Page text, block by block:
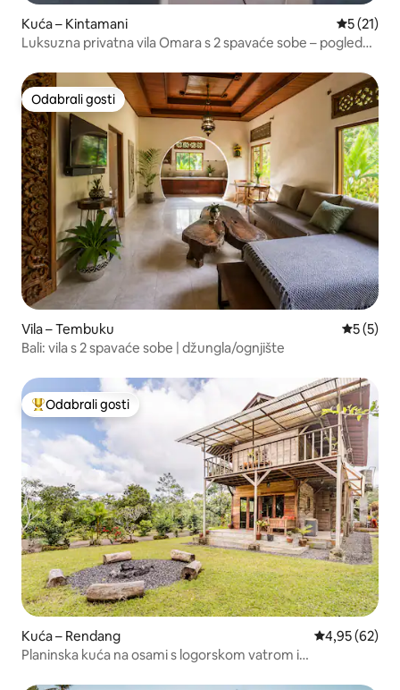
Kuća – Kintamani Prosječna
5 (21)
Luksuzna privatna vila Omara s 2 spavaće sobe – pogled
Odabrali gosti
Odabrali gosti
Vila – Tembuku
5 (5)
Bali: vila s 2 spavaće sobe | džungla/ognjište
Među najviše rangiranima s oznakom „Odabrali gosti”
Odabrali gosti
Kuća – Rendang Prosječna
4,95 (62)
Planinska kuća na osami s logorskom vatrom i